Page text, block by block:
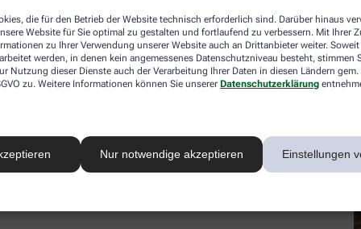
die für den Betrieb der Website technisch erforderlich sind. Darüber hinaus
Website für Sie optimal zu gestalten und fortlaufend zu verbessern. Mit Ihrer
zu Ihrer Verwendung unserer Website auch an Drittanbieter weiter. Soweit
werden, in denen kein angemessenes Datenschutzniveau besteht, stimmen
Nutzung dieser Dienste auch der Verarbeitung Ihrer Daten in diesen Ländern
zu. Weitere Informationen können Sie unserer Datenschutzerklärung
Nur notwendige akzeptieren Einstellungen
in einigen Gegenden traditionell Weißdornblüten
mit Hilfe von Ethanol aus Blüten, Blättern und Früchten
hat zwar keine Nebenwirkungen, ist allerdings für
einnehmen, sollten vor dem Genuss ihren Arzt